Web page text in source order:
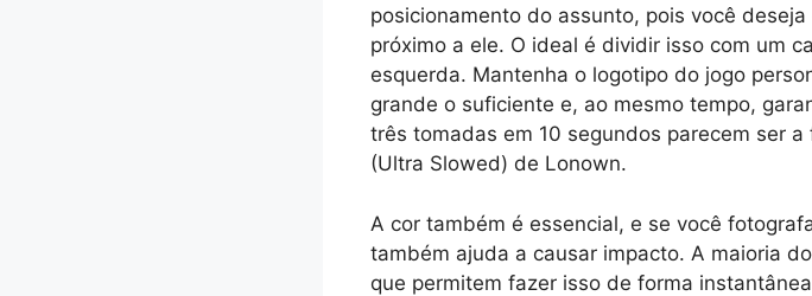
posicionamento do assunto, pois você
próximo a ele. O ideal é dividir isso com um
esquerda. Mantenha o logotipo do jogo
grande o suficiente e, ao mesmo tempo,
três tomadas em 10 segundos parecem ser
(Ultra Slowed) de Lonown.
A cor também é essencial, e se você
também ajuda a causar impacto. A maioria
que permitem fazer isso de forma